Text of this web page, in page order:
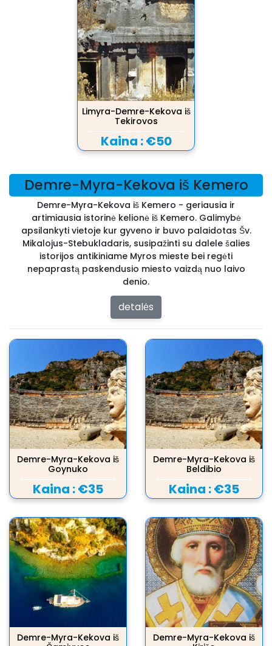
Limyra-Demre-Kekova iš
Tekirovos
Kaina :€50
Demre-Myra-Kekova iš Kemero
Demre-Myra-Kekova iš Kemero - geriausia ir
artimiausia istorinė kelionė iš Kemero. Galimybė
apsilankyti vietoje kur gyveno ir buvo palaidotas Šv.
Mikalojus-Stebukladaris, susipažinti su dalele šalies
istorijos antikiniame Myros mieste bei regėti
nepaprastą paskendusio miesto vaizdą nuo laivo
denio.
detalės
Demre-Myra-Kekova iš
Goynuko
Kaina :€35
Demre-Myra-Kekova iš
Beldibio
Kaina :€35
Demre-Myra-Kekova iš
Demre-Myra-Kekova iš